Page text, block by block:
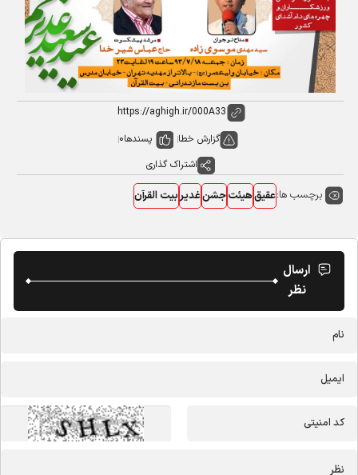
گزارش خطا پسندها0
اشتراک گذاری
برچسب ها:عقیقهیئتجشنغدیربیت القرآن
ارسال
نظر